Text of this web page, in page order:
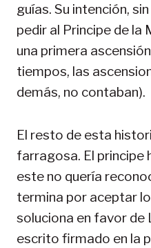
guías. Su intención,
pedir al Principe de la
una primera
tiempos, las
demás, no contaban).
El resto de esta
farragosa. El principe
este no quería
termina por aceptar
soluciona en favor de
escrito firmado en la